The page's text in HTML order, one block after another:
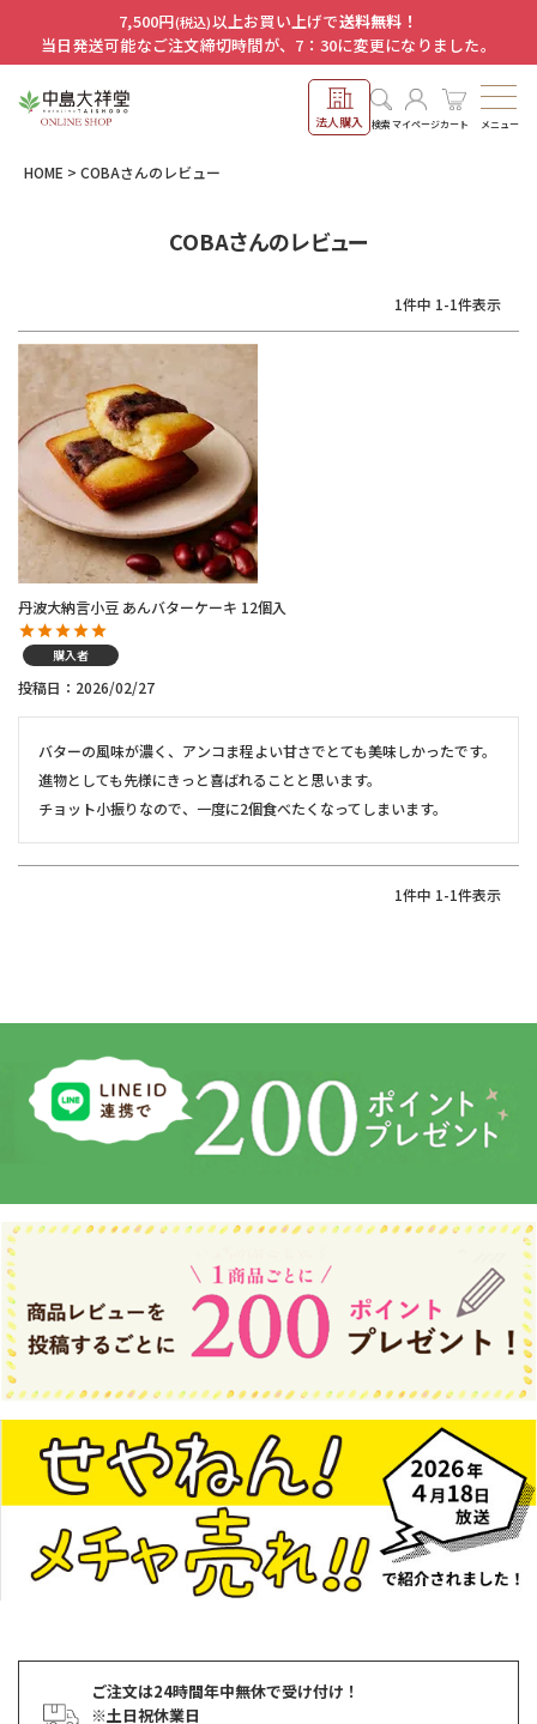
7,500円(税込)以上お買い上げで送料無料！
当日発送可能なご注文締切時間が、7：30に変更になりました。
法人購入 検索マイページカート メニュー
HOME COBAさんのレビュー
COBAさんのレビュー
1件中 1-1件表示
丹波大納言小豆 あんバターケーキ 12個入
購入者
投稿日 2026/02/27
バターの風味が濃く、アンコま程よい甘さでとても美味しかったです。
進物としても先様にきっと喜ばれることと思います。
1件中 1-1件表示
ご注文は24時間年中無休で受け付け！
※土日祝休業日